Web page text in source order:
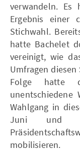
verwandeln.
Ergebnis einer
Stichwahl.
hatte Bachelet
vereinigt, wie
Umfragen
Folge hatte
Wahlgang in
Juni und
mobilisieren.